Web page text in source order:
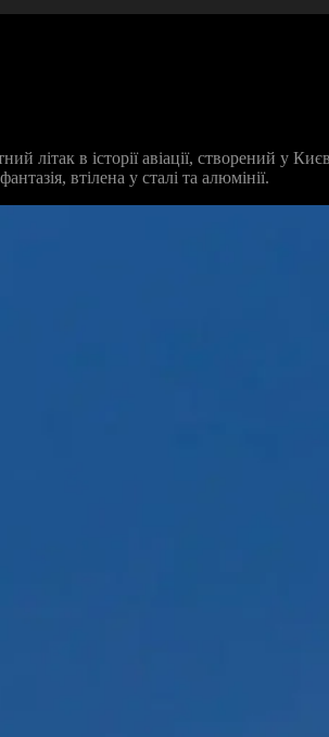
в історії авіації, створений у
втілена у сталі та алюмінії.